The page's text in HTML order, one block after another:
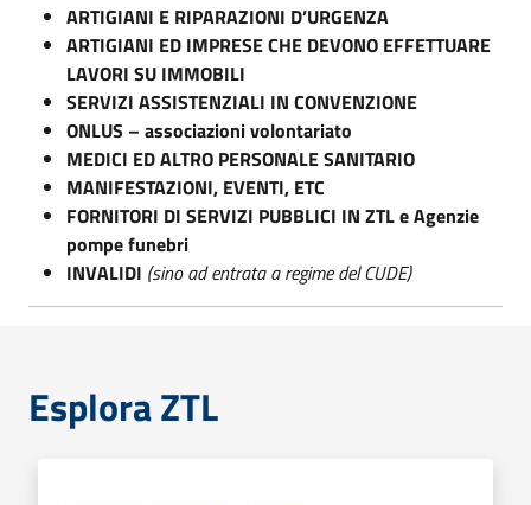
ARTIGIANI E RIPARAZIONI D’URGENZA
ARTIGIANI ED IMPRESE CHE DEVONO EFFETTUARE
LAVORI SU IMMOBILI
SERVIZI ASSISTENZIALI IN CONVENZIONE
ONLUS – associazioni volontariato
MEDICI ED ALTRO PERSONALE SANITARIO
MANIFESTAZIONI, EVENTI, ETC
FORNITORI DI SERVIZI PUBBLICI IN ZTL e Agenzie
pompe funebri
INVALIDI (sino ad entrata a regime del CUDE)
Esplora ZTL